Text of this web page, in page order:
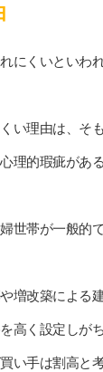
にくいといわ
い理由は、そ
理的瑕疵があ
世帯が一般的
増改築による
高く設定しがち
い手は割高と